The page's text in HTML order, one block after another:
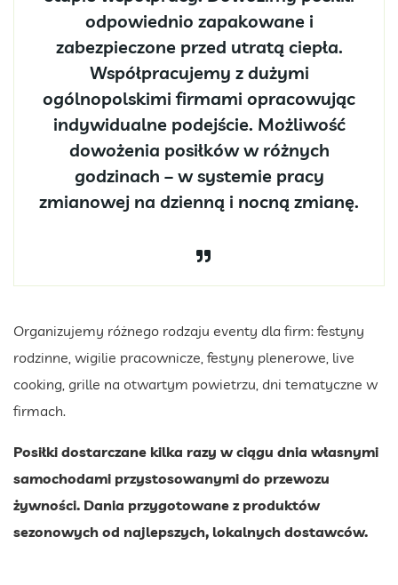
odpowiednio zapakowane i
zabezpieczone przed utratą ciepła.
Współpracujemy z dużymi
ogólnopolskimi firmami opracowując
indywidualne podejście. Możliwość
dowożenia posiłków w różnych
godzinach – w systemie pracy
zmianowej na dzienną i nocną zmianę.
Organizujemy różnego rodzaju eventy dla firm: festyny
rodzinne, wigilie pracownicze, festyny plenerowe, live
cooking, grille na otwartym powietrzu, dni tematyczne w
firmach.
Posiłki dostarczane kilka razy w ciągu dnia własnymi
samochodami przystosowanymi do przewozu
żywności. Dania przygotowane z produktów
sezonowych od najlepszych, lokalnych dostawców.